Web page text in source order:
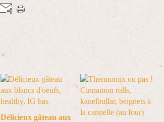
Délicieux gâteau aux